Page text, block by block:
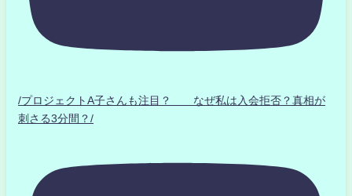
/プロジェクトA子さんも注目？ なぜ私は入会拒否？真相が
刺さる3分間？/